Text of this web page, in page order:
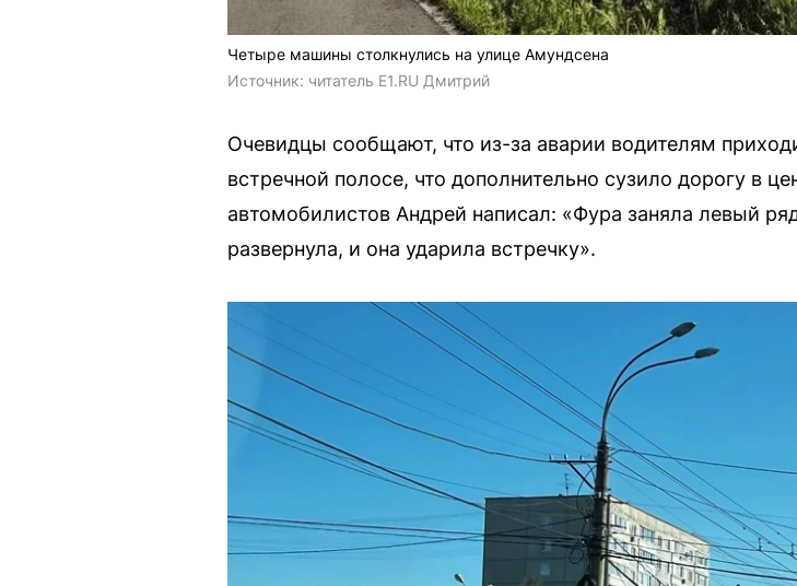
Четыре машины столкнулись на улице Амундсена
Источник: читатель E1.RU Дмитрий
Очевидцы сообщают, что из-за аварии водителям
встречной полосе, что дополнительно сузило дорогу в
автомобилистов Андрей написал: «Фура заняла левый
развернула, и она ударила встречку».